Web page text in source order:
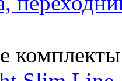
комплекты